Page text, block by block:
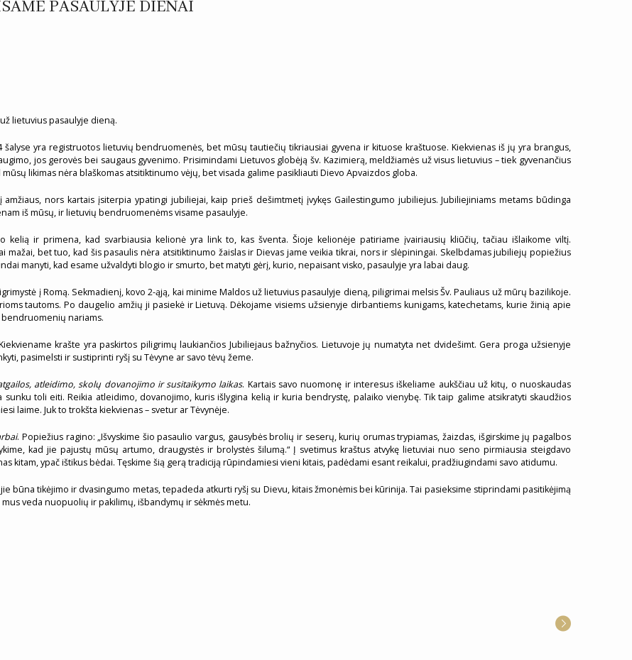
PASAULYJE DIENAI
lietuvius pasaulyje dieną.
šalyse yra registruotos lietuvių bendruomenės, bet mūsų tautiečių tikriausiai gyvena ir kituose kraštuose. Kiekvienas iš jų yra brangus,
jos gerovės bei saugaus gyvenimo. Prisimindami Lietuvos globėją šv. Kazimierą, meldžiamės už visus lietuvius – tiek gyvenančius
likimas nėra blaškomas atsitiktinumo vėjų, bet visada galime pasikliauti Dievo Apvaizdos globa.
nors kartais įsiterpia ypatingi jubiliejai, kaip prieš dešimtmetį įvykęs Gailestingumo jubiliejus. Jubiliejiniams metams būdinga
iš mūsų, ir lietuvių bendruomenėms visame pasaulyje.
kelią ir primena, kad svarbiausia kelionė yra link to, kas šventa. Šioje kelionėje patiriame įvairiausių kliūčių, tačiau išlaikome viltį.
mažai, bet tuo, kad šis pasaulis nėra atsitiktinumo žaislas ir Dievas jame veikia tikrai, nors ir slėpiningai. Skelbdamas jubiliejų popiežius
manyti, kad esame užvaldyti blogio ir smurto, bet matyti gėrį, kurio, nepaisant visko, pasaulyje yra labai daug.
į Romą. Sekmadienį, kovo 2-ąją, kai minime Maldos už lietuvius pasaulyje dieną, piligrimai melsis Šv. Pauliaus už mūrų bazilikoje.
tautoms. Po daugelio amžių ji pasiekė ir Lietuvą. Dėkojame visiems užsienyje dirbantiems kunigams, katechetams, kurie žinią apie
bendruomenių nariams.
krašte yra paskirtos piligrimų laukiančios Jubiliejaus bažnyčios. Lietuvoje jų numatyta net dvidešimt. Gera proga užsienyje
pasimelsti ir sustiprinti ryšį su Tėvyne ar savo tėvų žeme.
atleidimo, skolų dovanojimo ir susitaikymo laikas. Kartais savo nuomonę ir interesus iškeliame aukščiau už kitų, o nuoskaudas
toli eiti. Reikia atleidimo, dovanojimo, kuris išlygina kelią ir kuria bendrystę, palaiko vienybę. Tik taip galime atsikratyti skaudžios
laime. Juk to trokšta kiekvienas – svetur ar Tėvynėje.
. Popiežius ragino: „Išvyskime šio pasaulio vargus, gausybės brolių ir seserų, kurių orumas trypiamas, žaizdas, išgirskime jų pagalbos
kad jie pajustų mūsų artumo, draugystės ir brolystės šilumą.“ Į svetimus kraštus atvykę lietuviai nuo seno pirmiausia steigdavo
kitam, ypač ištikus bėdai. Tęskime šią gerą tradiciją rūpindamiesi vieni kitais, padėdami esant reikalui, pradžiugindami savo atidumu.
būna tikėjimo ir dvasingumo metas, tepadeda atkurti ryšį su Dievu, kitais žmonėmis bei kūrinija. Tai pasieksime stiprindami pasitikėjimą
veda nuopuolių ir pakilimų, išbandymų ir sėkmės metu.